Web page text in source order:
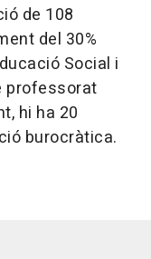
de 108
del 30%
Social i
professorat
hi ha 20
burocràtica.